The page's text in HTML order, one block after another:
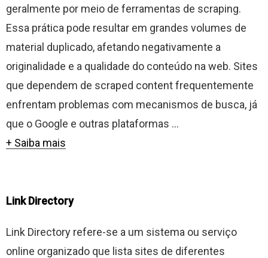
geralmente por meio de ferramentas de scraping.
Essa prática pode resultar em grandes volumes de
material duplicado, afetando negativamente a
originalidade e a qualidade do conteúdo na web. Sites
que dependem de scraped content frequentemente
enfrentam problemas com mecanismos de busca, já
que o Google e outras plataformas ...
+ Saiba mais
Link Directory
Link Directory refere-se a um sistema ou serviço
online organizado que lista sites de diferentes